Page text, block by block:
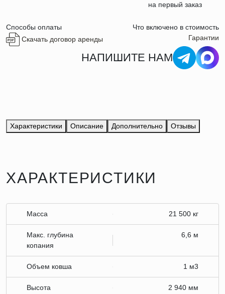
на первый заказ
Способы оплаты
Что включено в стоимость
Скачать договор аренды
Гарантии
НАПИШИТЕ НАМ
Характеристики Описание Дополнительно Отзывы
ХАРАКТЕРИСТИКИ
Масса 21 500 кг
Макс. глубина
копания
6,6 м
Объем ковша 1 м3
Высота 2 940 мм